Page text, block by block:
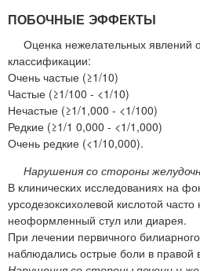
ПОБОЧНЫЕ ЭФФЕКТЫ
Оценка нежелательных явлений
классификации:
Очень частые (≥1/10)
Частые (≥1/100 - <1/10)
Нечастые (≥1/1,000 - <1/100)
Редкие (≥1/1 0,000 - <1/1,000)
Очень редкие (<1/10,000).
Нарушения со стороны
В клинических исследованиях на
урсодезоксихолевой кислотой
неоформленный стул или диарея.
При лечении первичного
наблюдались острые боли в правой